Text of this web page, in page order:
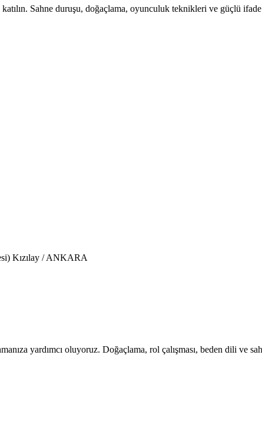
Sahne duruşu, doğaçlama, oyunculuk teknikleri ve güçlü
Kızılay / ANKARA
yardımcı oluyoruz. Doğaçlama, rol çalışması, beden dili ve